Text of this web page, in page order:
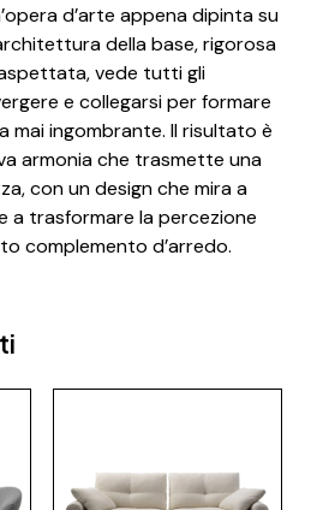
d’arte appena dipinta su
della base, rigorosa
vede tutti gli
e collegarsi per formare
mai ingombrante. Il risultato è
armonia che trasmette una
con un design che mira a
a trasformare la percezione
complemento d’arredo.